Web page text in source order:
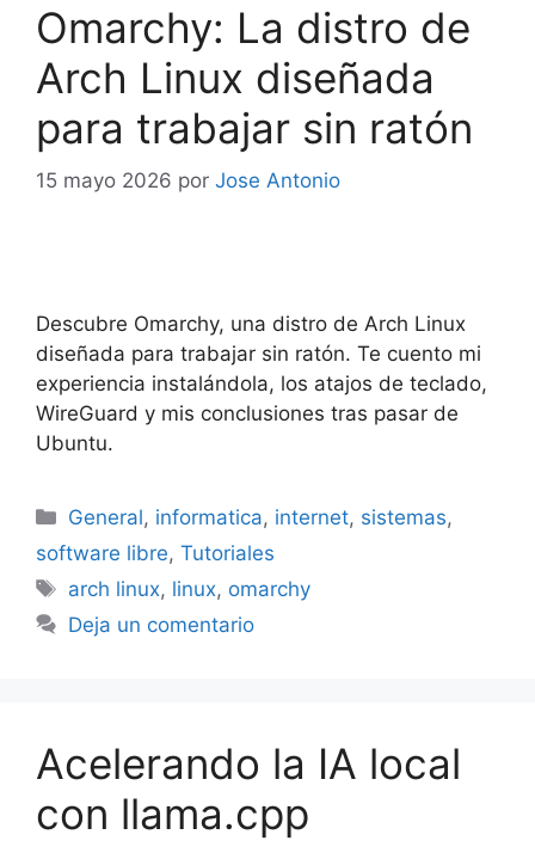
Omarchy: La distro de
Arch Linux diseñada
para trabajar sin ratón
15 mayo 2026 por Jose Antonio
Descubre Omarchy, una distro de Arch Linux
diseñada para trabajar sin ratón. Te cuento mi
experiencia instalándola, los atajos de teclado,
WireGuard y mis conclusiones tras pasar de
Ubuntu.
Categorías
General, informatica, internet, sistemas,
software libre, Tutoriales
Etiquetas
arch linux, linux, omarchy
Deja un comentario
Acelerando la IA local
con llama.cpp